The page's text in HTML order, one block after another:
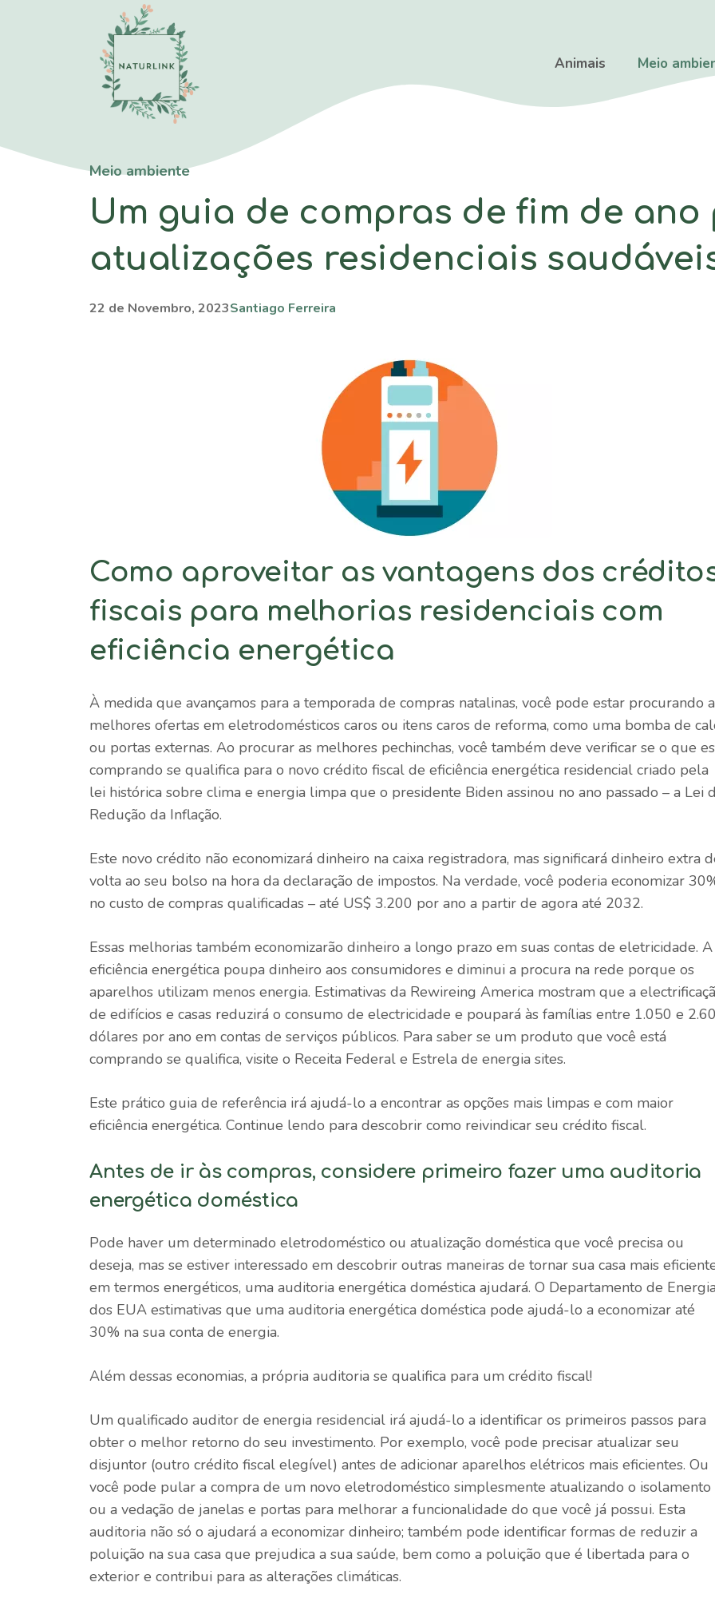
Animais Meio
Meio ambiente
Um guia de compras de fim de ano
atualizações residenciais
22 de Novembro, 2023Santiago Ferreira
Como aproveitar as vantagens dos
fiscais para melhorias residenciais com
eficiência energética
À medida que avançamos para a temporada de compras natalinas, você pode estar procurando
melhores ofertas em eletrodomésticos caros ou itens caros de reforma, como uma bomba de
ou portas externas. Ao procurar as melhores pechinchas, você também deve verificar se o que
comprando se qualifica para o novo crédito fiscal de eficiência energética residencial criado pela
lei histórica sobre clima e energia limpa que o presidente Biden assinou no ano passado – a Lei
Redução da Inflação.
Este novo crédito não economizará dinheiro na caixa registradora, mas significará dinheiro extra
volta ao seu bolso na hora da declaração de impostos. Na verdade, você poderia economizar
no custo de compras qualificadas – até US$ 3.200 por ano a partir de agora até 2032.
Essas melhorias também economizarão dinheiro a longo prazo em suas contas de eletricidade. A
eficiência energética poupa dinheiro aos consumidores e diminui a procura na rede porque os
aparelhos utilizam menos energia. Estimativas da Rewireing America mostram que a
de edifícios e casas reduzirá o consumo de electricidade e poupará às famílias entre 1.050 e
dólares por ano em contas de serviços públicos. Para saber se um produto que você está
comprando se qualifica, visite o Receita Federal e Estrela de energia sites.
Este prático guia de referência irá ajudá-lo a encontrar as opções mais limpas e com maior
eficiência energética. Continue lendo para descobrir como reivindicar seu crédito fiscal.
Antes de ir às compras, considere primeiro fazer uma auditoria
energética doméstica
Pode haver um determinado eletrodoméstico ou atualização doméstica que você precisa ou
deseja, mas se estiver interessado em descobrir outras maneiras de tornar sua casa mais
em termos energéticos, uma auditoria energética doméstica ajudará. O Departamento de
dos EUA estimativas que uma auditoria energética doméstica pode ajudá-lo a economizar até
30% na sua conta de energia.
Além dessas economias, a própria auditoria se qualifica para um crédito fiscal!
Um qualificado auditor de energia residencial irá ajudá-lo a identificar os primeiros passos para
obter o melhor retorno do seu investimento. Por exemplo, você pode precisar atualizar seu
disjuntor (outro crédito fiscal elegível) antes de adicionar aparelhos elétricos mais eficientes. Ou
você pode pular a compra de um novo eletrodoméstico simplesmente atualizando o isolamento
ou a vedação de janelas e portas para melhorar a funcionalidade do que você já possui. Esta
auditoria não só o ajudará a economizar dinheiro; também pode identificar formas de reduzir a
poluição na sua casa que prejudica a sua saúde, bem como a poluição que é libertada para o
exterior e contribui para as alterações climáticas.